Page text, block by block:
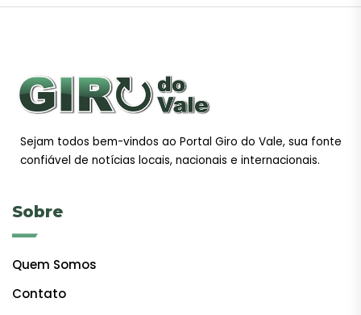
Sejam todos bem-vindos ao Portal Giro do Vale, sua fonte
confiável de notícias locais, nacionais e internacionais.
Sobre
Quem Somos
Contato